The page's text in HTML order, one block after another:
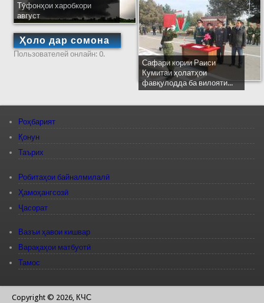
Тӯфонҳои харобкори
август
Ҳоло дар сомона
Пользователей онлайн: 0.
Сафари кории Раиси
Кумитаи ҳолатҳои
фавқулодда ба вилояти...
Роҳбарият
Қонун
Таърих
Робитаҳои байналмилалӣ
Ҳамоҳангсозӣ
Ҷасорат
Вазъи ҳавои кишвар
Варақаҳои матбуотӣ
Тамос
Copyright © 2026, КЧС